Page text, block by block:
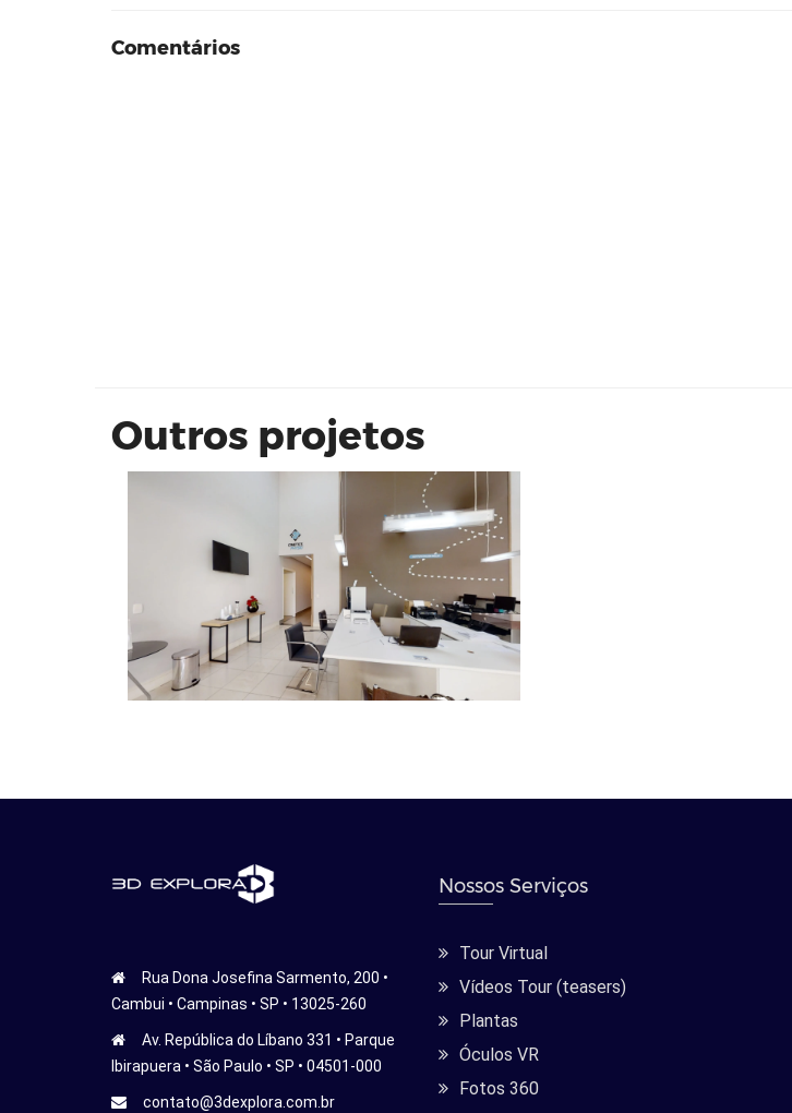
Comentários
Outros projetos
Rua Dona Josefina Sarmento, 200 •
Cambui • Campinas • SP • 13025-260
Av. República do Líbano 331 • Parque
Ibirapuera • São Paulo • SP • 04501-000
contato@3dexplora.com.br
Nossos Serviços
Tour Virtual
Vídeos Tour (teasers)
Plantas
Óculos VR
Fotos 360